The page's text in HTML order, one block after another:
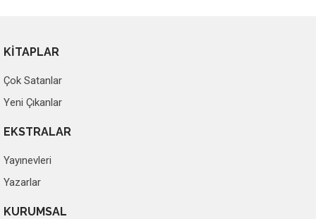
KİTAPLAR
Çok Satanlar
Yeni Çıkanlar
EKSTRALAR
Yayınevleri
Yazarlar
KURUMSAL